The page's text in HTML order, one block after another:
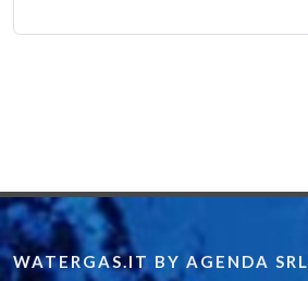
WATERGAS.IT BY AGENDA SRL